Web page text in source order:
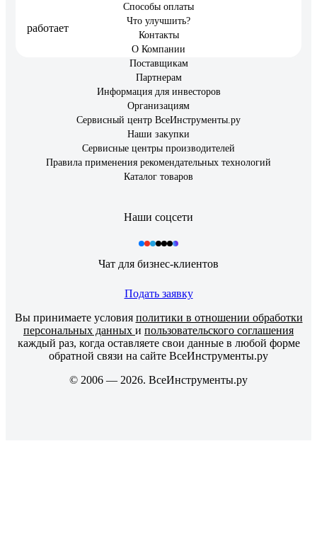
работает
Способы оплаты
Что улучшить?
Контакты
О Компании
Поставщикам
Партнерам
Информация для инвесторов
Организациям
Сервисный центр ВсеИнструменты.ру
Наши закупки
Сервисные центры производителей
Правила применения рекомендательных технологий
Каталог товаров
Наши соцсети
Чат для бизнес-клиентов
Подать заявку
Вы принимаете условия политики в отношении обработки
персональных данных и пользовательского соглашения
каждый раз, когда оставляете свои данные в любой форме
обратной связи на сайте ВсеИнструменты.ру
© 2006 — 2026. ВсеИнструменты.ру